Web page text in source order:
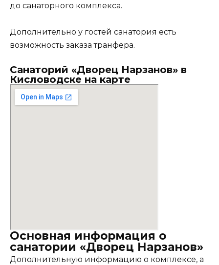
до санаторного комплекса.
Дополнительно у гостей санатория есть
возможность заказа транфера.
Санаторий «Дворец Нарзанов» в
Кисловодске на карте
Основная информация о
санатории «Дворец Нарзанов»
Дополнительную информацию о комплексе, а